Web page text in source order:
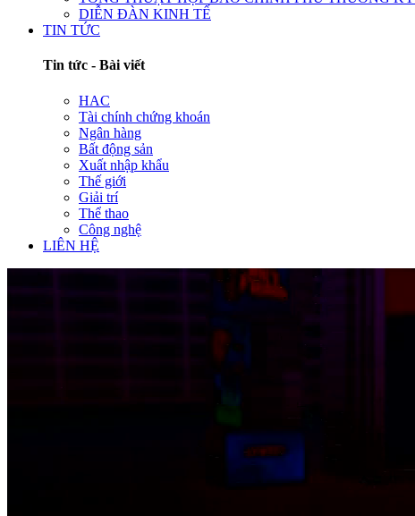
DIỄN ĐÀN KINH TẾ
TIN TỨC
Tin tức - Bài viết
HAC
Tài chính chứng khoán
Ngân hàng
Bất động sản
Xuất nhập khẩu
Thế giới
Giải trí
Thể thao
Công nghệ
LIÊN HỆ